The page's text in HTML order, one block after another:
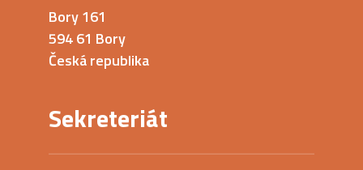
Bory 161
594 61 Bory
Česká republika
Sekreteriát